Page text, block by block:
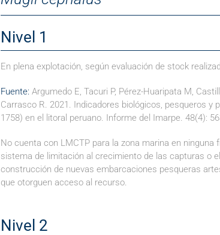
Nivel 1
En plena explotación, según evaluación de stock
Fuente: Argumedo E, Tacuri P, Pérez-Huaripata M,
Carrasco R. 2021. Indicadores biológicos, pesqueros y
1758) en el litoral peruano. Informe del Imarpe. 48(4):
No cuenta con LMCTP para la zona marina en
sistema de limitación al crecimiento de las capturas o
construcción de nuevas embarcaciones pesqueras
que otorguen acceso al recurso.
Nivel 2